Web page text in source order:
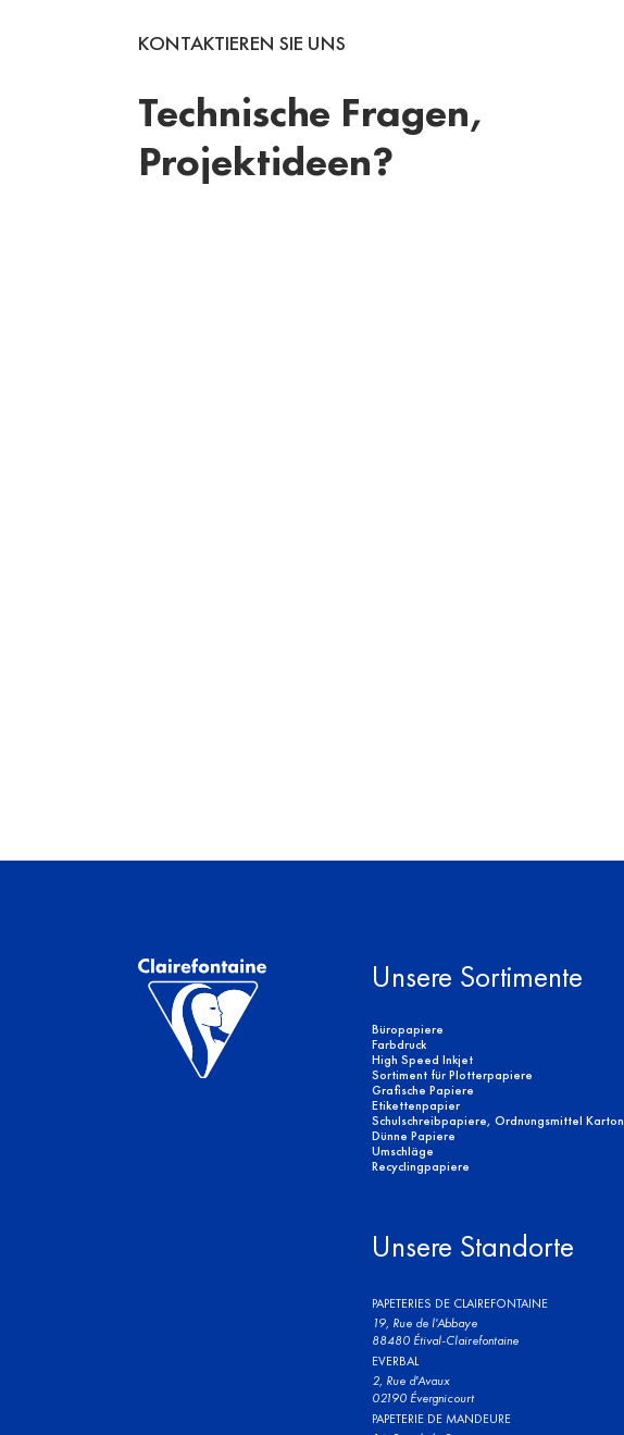
KONTAKTIEREN SIE UNS
Technische Fragen,
Projektideen?
Unsere Sortimente
Büropapiere
Farbdruck
High Speed Inkjet
Sortiment für Plotterpapiere
Grafische Papiere
Etikettenpapier
Schulschreibpapiere, Ordnungsmittel Karton
Dünne Papiere
Umschläge
Recyclingpapiere
Unsere Standorte
PAPETERIES DE CLAIREFONTAINE
19, Rue de l'Abbaye
88480 Étival-Clairefontaine
EVERBAL
2, Rue d'Avaux
02190 Évergnicourt
PAPETERIE DE MANDEURE